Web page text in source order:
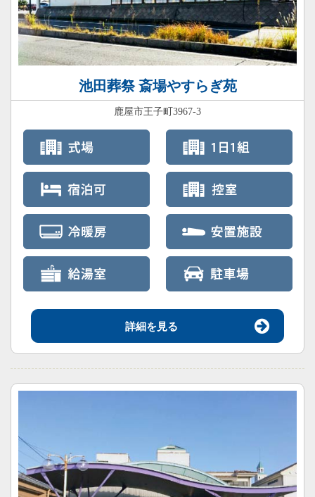
池田葬祭 斎場やすらぎ苑
鹿屋市王子町3967-3
詳細を見る